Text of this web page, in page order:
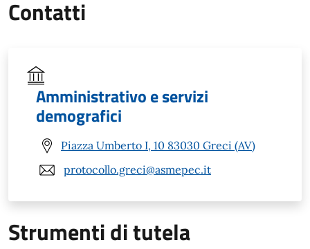
Contatti
Amministrativo e servizi
demografici
Piazza Umberto I, 10 83030 Greci (AV)
protocollo.greci@asmepec.it
Strumenti di tutela